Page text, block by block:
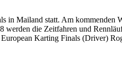
in Mailand statt. Am
werden die Zeitfahren und
Karting Finals (Driver)